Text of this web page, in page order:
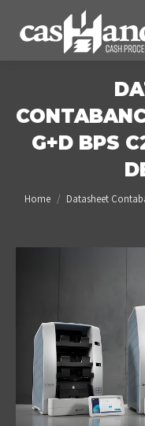
G+D BPS
You are here:
Home Datasheet